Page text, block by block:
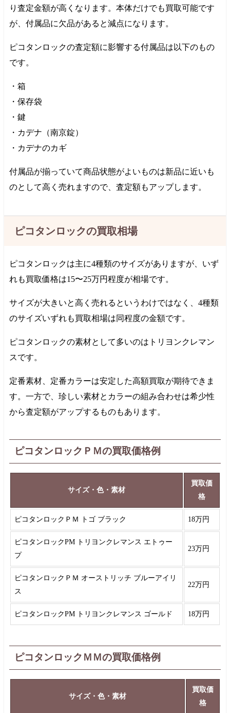
り査定金額が高くなります。本体だけでも買取可能です
が、付属品に欠品があると減点になります。
ピコタンロックの査定額に影響する付属品は以下のもの
です。
・箱
・保存袋
・鍵
・カデナ（南京錠）
・カデナのカギ
付属品が揃っていて商品状態がよいものは新品に近いも
のとして高く売れますので、査定額もアップします。
ピコタンロックの買取相場
ピコタンロックは主に4種類のサイズがありますが、いず
れも買取価格は15〜25万円程度が相場です。
サイズが大きいと高く売れるというわけではなく、4種類
のサイズいずれも買取相場は同程度の金額です。
ピコタンロックの素材として多いのはトリヨンクレマン
スです。
定番素材、定番カラーは安定した高額買取が期待できま
す。一方で、珍しい素材とカラーの組み合わせは希少性
から査定額がアップするものもあります。
ピコタンロックＰＭの買取価格例
サイズ・色・素材
買取価
格
ピコタンロックＰＭ トゴ ブラック 18万円
ピコタンロックPM トリヨンクレマンス エトゥー
プ
23万円
ピコタンロックＰＭ オーストリッチ ブルーアイリ
ス
22万円
ピコタンロックPM トリヨンクレマンス ゴールド 18万円
ピコタンロックＭＭの買取価格例
サイズ・色・素材
買取価
格